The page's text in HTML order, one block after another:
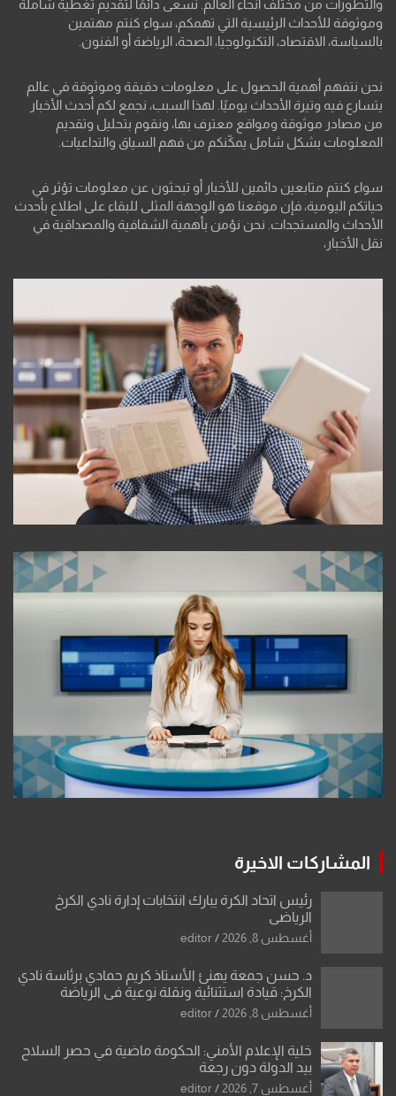
والتطورات من مختلف أنحاء العالم. نسعى دائمًا لتقديم تغطية شاملة
وموثوقة للأحداث الرئيسية التي تهمكم، سواء كنتم مهتمين
بالسياسة، الاقتصاد، التكنولوجيا، الصحة، الرياضة أو الفنون.
نحن نتفهم أهمية الحصول على معلومات دقيقة وموثوقة في عالم
يتسارع فيه وتيرة الأحداث يوميًا. لهذا السبب، نجمع لكم أحدث الأخبار
من مصادر موثوقة ومواقع معترف بها، ونقوم بتحليل وتقديم
المعلومات بشكل شامل يمكّنكم من فهم السياق والتداعيات.
سواء كنتم متابعين دائمين للأخبار أو تبحثون عن معلومات تؤثر في
حياتكم اليومية، فإن موقعنا هو الوجهة المثلى للبقاء على اطلاع بأحدث
الأحداث والمستجدات. نحن نؤمن بأهمية الشفافية والمصداقية في
نقل الأخبار،
المشاركات الاخيرة
رئيس اتحاد الكرة يبارك انتخابات إدارة نادي الكرخ
الرياضي
أغسطس 8, 2026 editor
د. حسن جمعة يهنئ الأستاذ كريم حمادي برئاسة نادي
الكرخ: قيادة استثنائية ونقلة نوعية في الرياضة
العراقية
أغسطس 8, 2026 editor
خلية الإعلام الأمني: الحكومة ماضية في حصر السلاح
بيد الدولة دون رجعة
أغسطس 7, 2026 editor